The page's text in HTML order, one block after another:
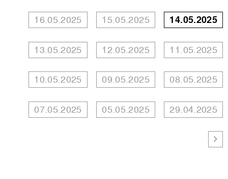
16.05.2025 15.05.2025 14.05.2025
13.05.2025 12.05.2025 11.05.2025
10.05.2025 09.05.2025 08.05.2025
07.05.2025 05.05.2025 29.04.2025